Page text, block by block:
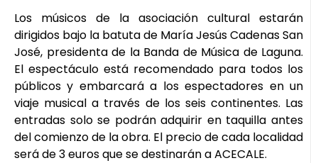
Los músicos de la asociación cultural estarán
dirigidos bajo la batuta de María Jesús Cadenas San
José, presidenta de la Banda de Música de Laguna.
El espectáculo está recomendado para todos los
públicos y embarcará a los espectadores en un
viaje musical a través de los seis continentes. Las
entradas solo se podrán adquirir en taquilla antes
del comienzo de la obra. El precio de cada localidad
será de 3 euros que se destinarán a ACECALE.